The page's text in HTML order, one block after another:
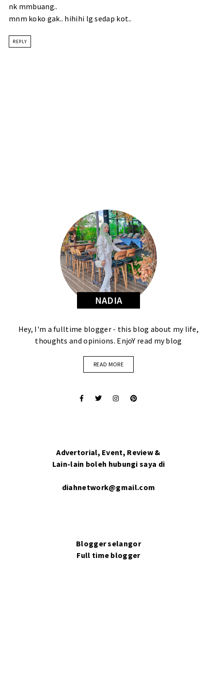
nk mmbuang..
mnm koko gak.. hihihi lg sedap kot..
REPLY
NADIA
Hey, I'm a fulltime blogger - this blog about my life,
thoughts and opinions. EnjoY read my blog
READ MORE
Advertorial, Event, Review &
Lain-lain boleh hubungi saya di
diahnetwork@gmail.com
Blogger selangor
Full time blogger